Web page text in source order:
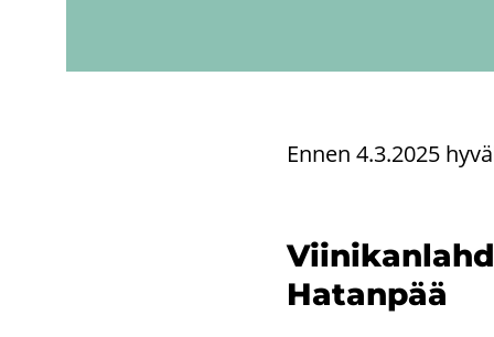
Ennen 4.3.2025
Ha­tan­pää